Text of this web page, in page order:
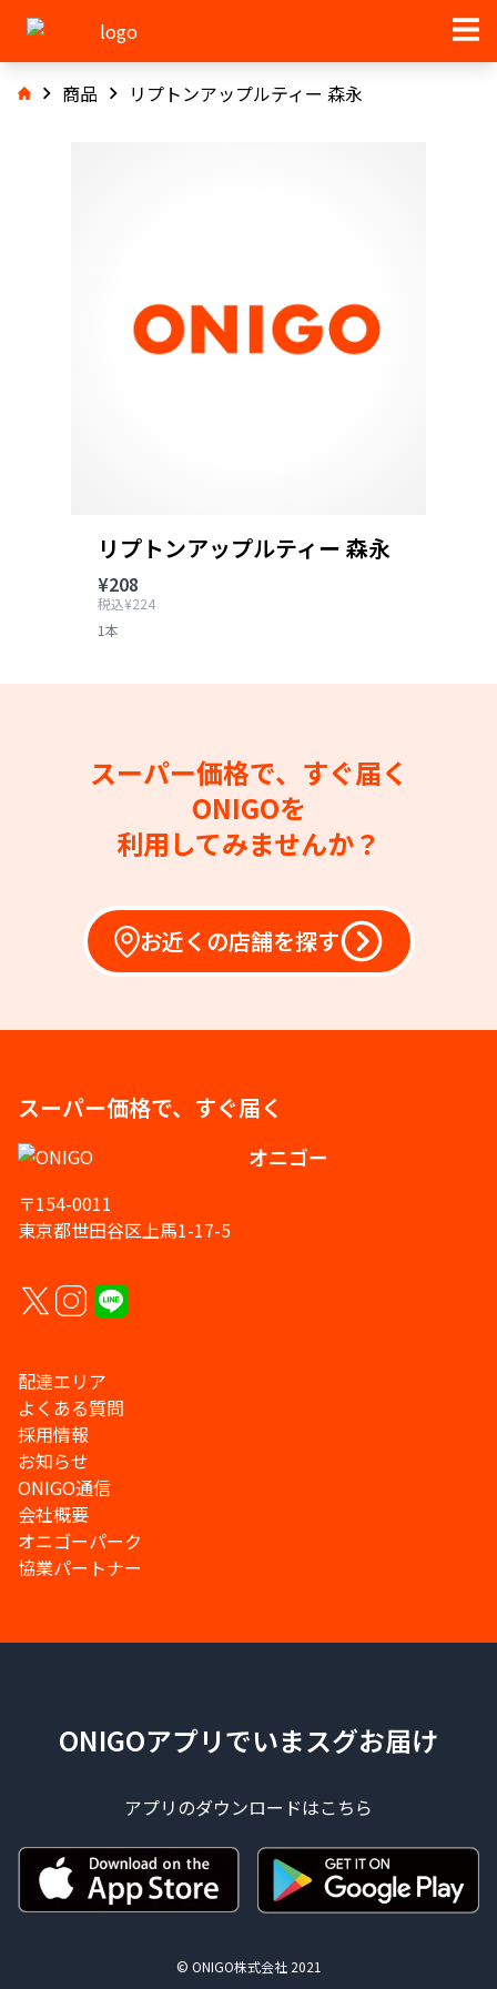
商品 リプトンアップルティー 森永
リプトンアップルティー 森永
¥208
税込¥224
1本
スーパー価格で、すぐ届く
ONIGOを
利用してみませんか？
お近くの店舗を探す
スーパー価格で、すぐ届く
オニゴー
〒154-0011
東京都世田谷区上馬1-17-5
配達エリア
よくある質問
採用情報
お知らせ
ONIGO通信
会社概要
オニゴーパーク
協業パートナー
ONIGOアプリでいまスグお届け
アプリのダウンロードはこちら
© ONIGO株式会社 2021